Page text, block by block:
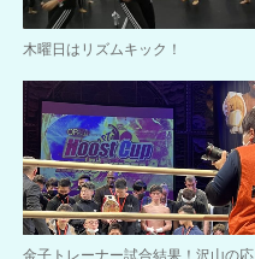
木曜日はリズムキック！
金子トレーナー試合結果！沢山の応